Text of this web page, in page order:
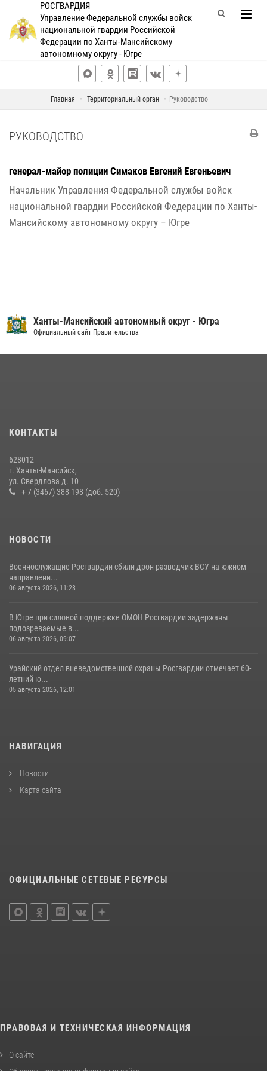
РОСГВАРДИЯ
Управление Федеральной службы войск
национальной гвардии Российской
Федерации по Ханты-Мансийскому
автономному округу - Югре
Главная Территориальный орган Руководство
РУКОВОДСТВО
генерал-майор полиции Симаков Евгений Евгеньевич
Начальник Управления Федеральной службы войск
национальной гвардии Российской Федерации по Ханты-
Мансийскому автономному округу – Югре
Ханты-Мансийский автономный округ - Югра
Официальный сайт Правительства
КОНТАКТЫ
628012
г. Ханты-Мансийск,
ул. Свердлова д. 10
+ 7 (3467) 388-198 (доб. 520)
НОВОСТИ
Военнослужащие Росгвардии сбили дрон-разведчик ВСУ на южном
направлени...
06 августа 2026, 11:28
В Югре при силовой поддержке ОМОН Росгвардии задержаны
подозреваемые в...
06 августа 2026, 09:07
Урайский отдел вневедомственной охраны Росгвардии отмечает 60-
летний ю...
05 августа 2026, 12:01
НАВИГАЦИЯ
Новости
Карта сайта
ОФИЦИАЛЬНЫЕ СЕТЕВЫЕ РЕСУРСЫ
ПРАВОВАЯ И ТЕХНИЧЕСКАЯ ИНФОРМАЦИЯ
О сайте